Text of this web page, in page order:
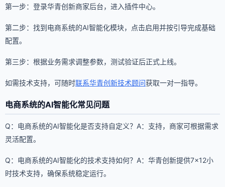
第一步：登录华青创新商家后台，进入插件中心。
第二步：找到电商系统的AI智能化模块，点击启用并按引导完成基础
配置。
第三步：根据业务需求调整参数，测试验证后正式上线。
如需技术支持，可随时联系华青创新技术顾问获取一对一指导。
电商系统的AI智能化常见问题
Q：电商系统的AI智能化是否支持自定义？A：支持，商家可根据需求
灵活配置。
Q：电商系统的AI智能化的技术支持如何？A：华青创新提供7×12小
时技术支持，确保系统稳定运行。